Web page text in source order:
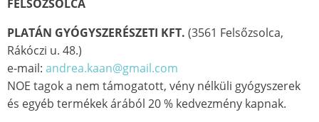
FELSŐZSOLCA
PLATÁN GYÓGYSZERÉSZETI KFT. (3561 Felsőzsolca,
Rákóczi u. 48.)
e-mail: andrea.kaan@gmail.com
NOE tagok a nem támogatott, vény nélküli gyógyszerek
és egyéb termékek árából 20 % kedvezmény kapnak.